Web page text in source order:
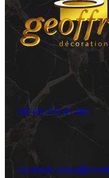
05 49 29 41 68
contact-